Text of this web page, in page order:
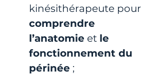
kinésithérapeute pour
comprendre
l’anatomie et le
fonctionnement du
périnée ;